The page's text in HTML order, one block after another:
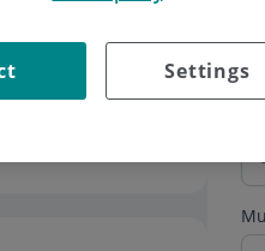
Settings